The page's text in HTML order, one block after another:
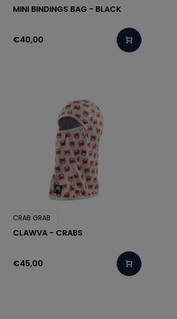
MINI BINDINGS BAG - BLACK
€40,00
CRAB GRAB
CLAWVA - CRABS
€45,00